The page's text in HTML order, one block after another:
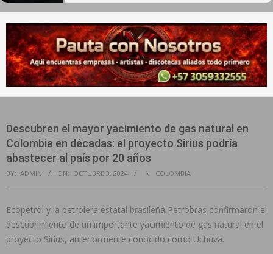
Navigation
Menu
Descubren el mayor yacimiento de gas natural en
Colombia en décadas: el proyecto Sirius podría
abastecer al país por 20 años
BY: ADMIN ON: OCTUBRE 3, 2024 IN: COLOMBIA
Ecopetrol y la petrolera estatal brasileña Petrobras confirmaron el
descubrimiento de un importante yacimiento de gas natural en el
proyecto Sirius, anteriormente conocido como Uchuva.